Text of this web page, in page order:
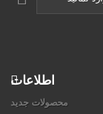
اطلاعات
محصولات جدید